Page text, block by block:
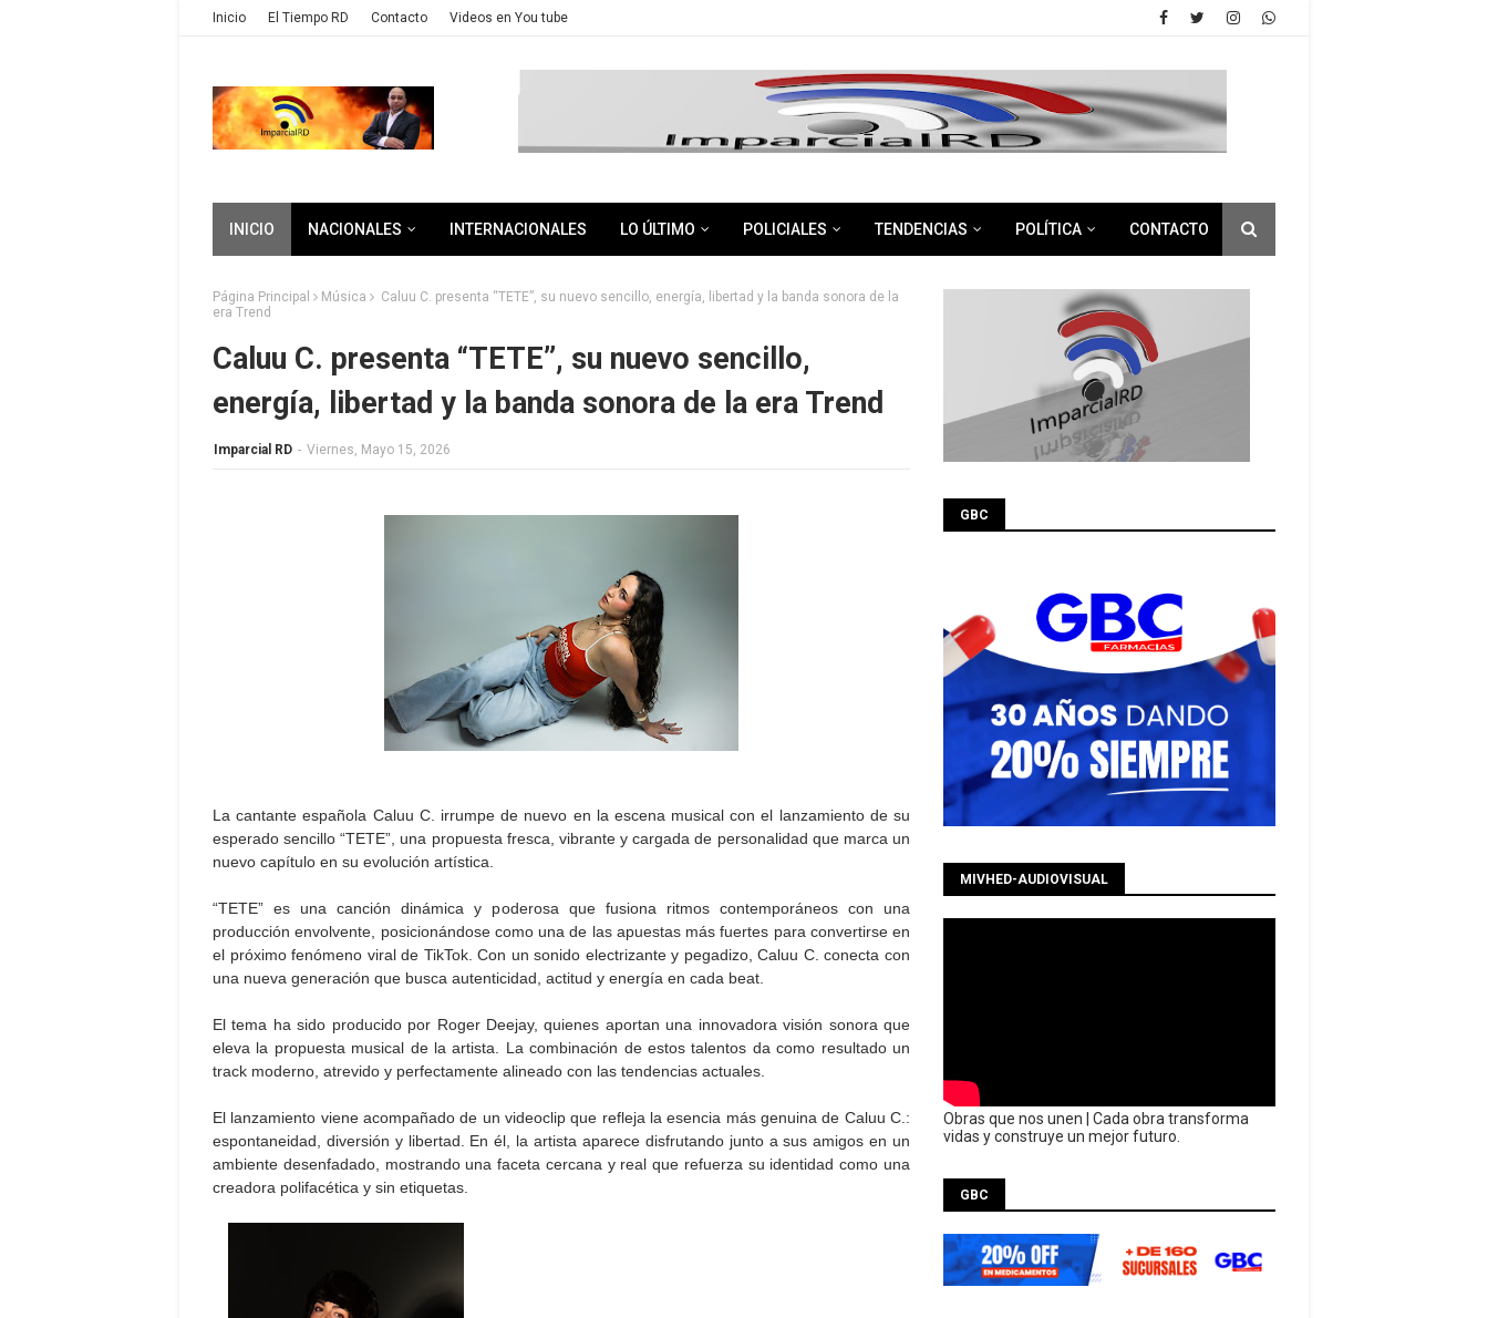
Inicio El Tiempo RD Contacto Videos en You tube
INICIO NACIONALES INTERNACIONALES LO ÚLTIMO POLICIALES TENDENCIAS POLÍTICA CONTACTO
Página Principal Música
Caluu C. presenta “TETE”, su nuevo sencillo, energía, libertad y la banda sonora de la
era Trend
Caluu C. presenta “TETE”, su nuevo sencillo,
energía, libertad y la banda sonora de la era Trend
Imparcial RD - Viernes, Mayo 15, 2026
La cantante española Caluu C. irrumpe de nuevo en la escena musical con el lanzamiento de su
esperado sencillo “TETE”, una propuesta fresca, vibrante y cargada de personalidad que marca un
nuevo capítulo en su evolución artística.
“TETE” es una canción dinámica y poderosa que fusiona ritmos contemporáneos con una
producción envolvente, posicionándose como una de las apuestas más fuertes para convertirse en
el próximo fenómeno viral de TikTok. Con un sonido electrizante y pegadizo, Caluu C. conecta con
una nueva generación que busca autenticidad, actitud y energía en cada beat.
El tema ha sido producido por Roger Deejay, quienes aportan una innovadora visión sonora que
eleva la propuesta musical de la artista. La combinación de estos talentos da como resultado un
track moderno, atrevido y perfectamente alineado con las tendencias actuales.
El lanzamiento viene acompañado de un videoclip que refleja la esencia más genuina de Caluu C.:
espontaneidad, diversión y libertad. En él, la artista aparece disfrutando junto a sus amigos en un
ambiente desenfadado, mostrando una faceta cercana y real que refuerza su identidad como una
creadora polifacética y sin etiquetas.
GBC
MIVHED-AUDIOVISUAL
Obras que nos unen | Cada obra transforma
vidas y construye un mejor futuro.
GBC